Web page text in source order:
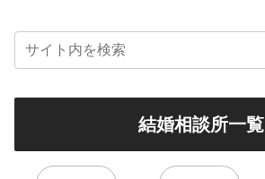
結婚相談所一覧